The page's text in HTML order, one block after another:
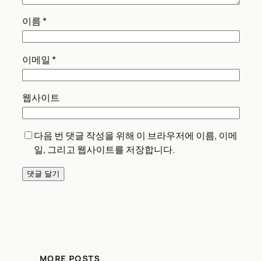
이름*
이메일 *
웹사이트
다음 번 댓글 작성을 위해 이 브라우저에 이름, 이메
일, 그리고 웹사이트를 저장합니다.
MORE POSTS